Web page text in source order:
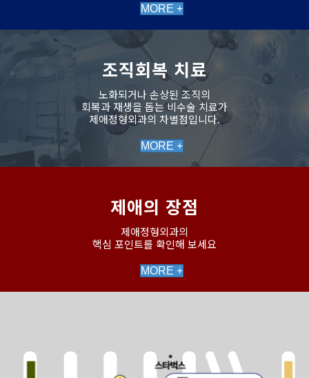
MORE +
조직회복 치료
노화되거나 손상된 조직의
회복과 재생을 돕는 비수술 치료가
제애정형외과의 차별점입니다.
MORE +
제애의 장점
제애정형외과의
핵심 포인트를 확인해 보세요
MORE +